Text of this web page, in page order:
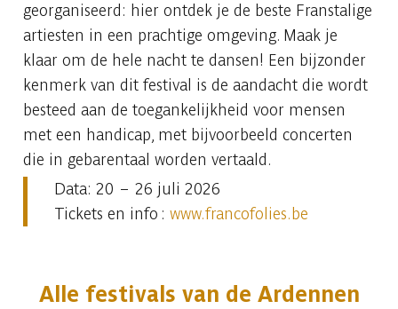
georganiseerd: hier ontdek je de beste Franstalige
artiesten in een prachtige omgeving. Maak je
klaar om de hele nacht te dansen! Een bijzonder
kenmerk van dit festival is de aandacht die wordt
besteed aan de toegankelijkheid voor mensen
met een handicap, met bijvoorbeeld concerten
die in gebarentaal worden vertaald.
Data: 20 – 26 juli 2026
Tickets en info : www.francofolies.be
Alle festivals van de Ardennen